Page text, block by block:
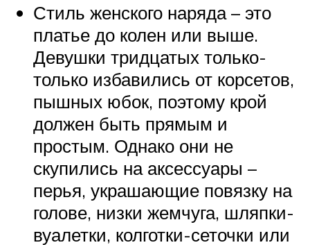
Стиль женского наряда – это
платье до колен или выше.
Девушки тридцатых только-
только избавились от корсетов,
пышных юбок, поэтому крой
должен быть прямым и
простым. Однако они не
скупились на аксессуары –
перья, украшающие повязку на
голове, низки жемчуга, шляпки-
вуалетки, колготки-сеточки или